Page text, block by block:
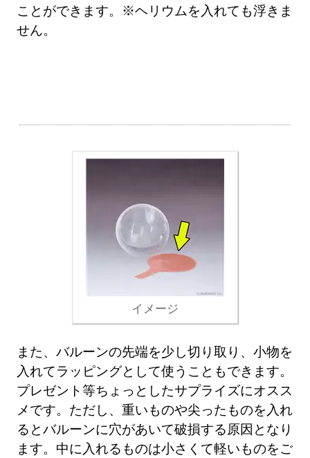
ことができます。※ヘリウムを入れても浮きま
せん。
イメージ
また、バルーンの先端を少し切り取り、小物を
入れてラッピングとして使うこともできます。
プレゼント等ちょっとしたサプライズにオスス
メです。ただし、重いものや尖ったものを入れ
るとバルーンに穴があいて破損する原因となり
ます。中に入れるものは小さくて軽いものをご